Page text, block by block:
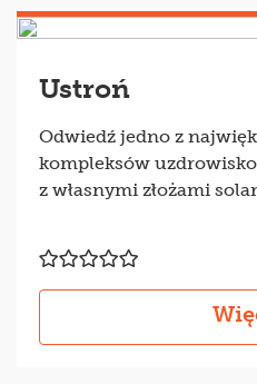
Ustroń
Odwiedź jedno z
kompleksów
z własnymi złożami